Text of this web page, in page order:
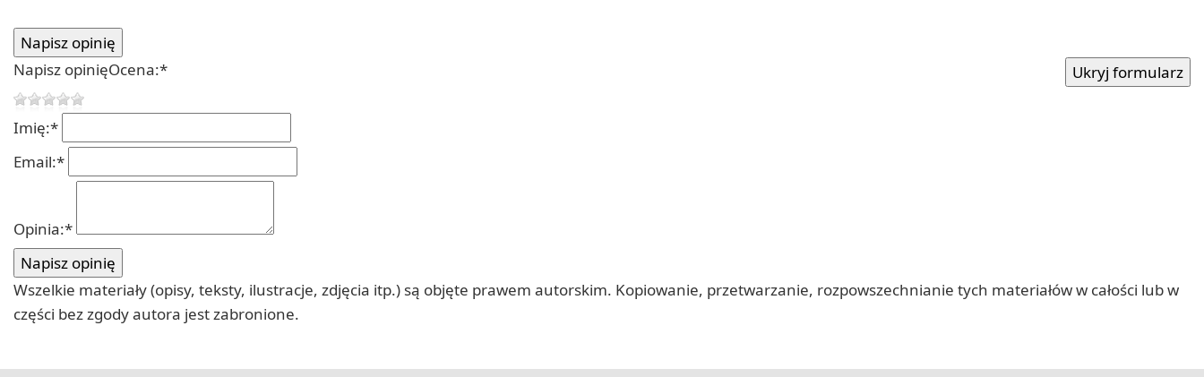
Napisz opinięOcena:*
Imię:*
Email:*
Opinia:*
Wszelkie materiały (opisy, teksty, ilustracje, zdjęcia itp.) są objęte prawem autorskim. Kopiowanie, przetwarzanie, rozpowszechnianie tych materiałów w całości lub w
części bez zgody autora jest zabronione.